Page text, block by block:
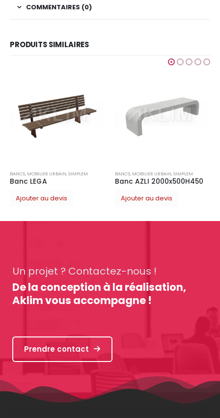
COMMENTAIRES (0)
PRODUITS SIMILAIRES
,MOBILIER URBAIN,SIMPLEM
LEGA
Ajouter au devis
,MOBILIER URBAIN,SIMPLEM
Banc AZLI 2000x500H450
Ajouter au devis
Un projet ? Contactez-nous !
De la conception à la réalisation,
Aklim vous accompagne !
Prendre contact